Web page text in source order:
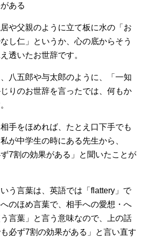
ある
や父親のように立て板に水の「お
し仁」というか、心の底からそう
透いたお世辞です。
八五郎や与太郎のように、「一知
りのお世辞を言ったでは、何もか
手をほめれば、たとえ口下手でも
が中学生の時にある先生から、
ず7割の効果がある」と聞いたことが
う言葉は、英語では「flattery」で
のほめ言葉で、相手への愛想・へ
言葉」と言う意味なので、上の話
必ず7割の効果がある」と言い直す